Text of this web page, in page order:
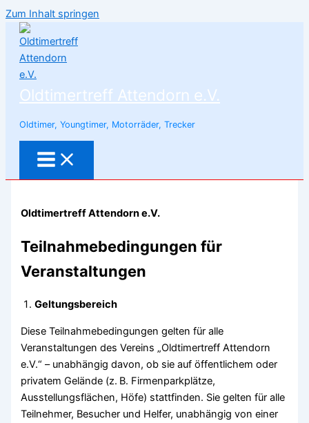
Zum Inhalt springen
Oldtimertreff Attendorn e.V.
Oldtimer, Youngtimer, Motorräder, Trecker
Oldtimertreff Attendorn e.V.
Teilnahmebedingungen für
Veranstaltungen
Geltungsbereich
Diese Teilnahmebedingungen gelten für alle
Veranstaltungen des Vereins „Oldtimertreff Attendorn
e.V.“ – unabhängig davon, ob sie auf öffentlichem oder
privatem Gelände (z. B. Firmenparkplätze,
Ausstellungsflächen, Höfe) stattfinden. Sie gelten für alle
Teilnehmer, Besucher und Helfer, unabhängig von einer